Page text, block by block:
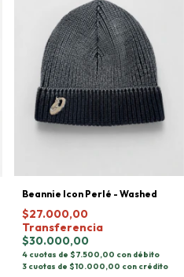
Beannie Icon Perlé - Washed
$27.000,00
Transferencia
$30.000,00
4 cuotas de $7.500,00 con débito
3 cuotas de $10.000,00 con crédito